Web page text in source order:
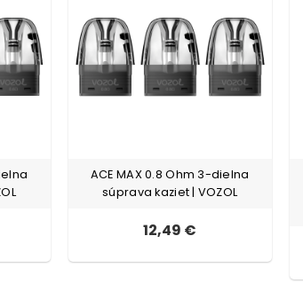
ACE MAX 0.8 Ohm 3-dielna
súprava kaziet | VOZOL
12,49 €